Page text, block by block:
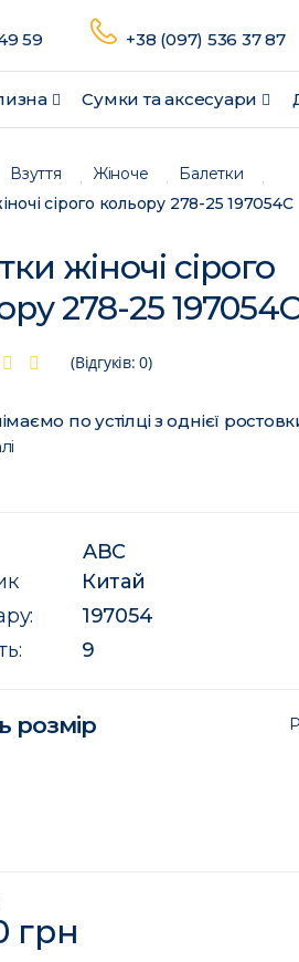
Сумки та аксесуари
59 +38 (097) 536 37 87
Взуття Жіноче
Балетки
сірого кольору 278-25 197054C
жіночі сірого
278-25
(Відгуків: 0)
по устілці з однієї
ABC
Китай
197054
9
розмір
грн